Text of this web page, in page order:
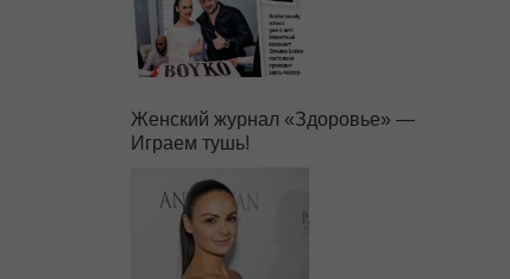
Женский журнал «Здоровье» —
Играем тушь!